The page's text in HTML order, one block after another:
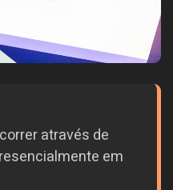
através de
em